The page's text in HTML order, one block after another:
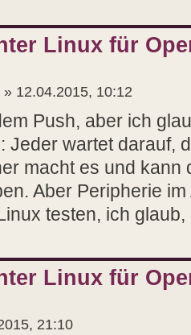
Linux für
» 12.04.2015, 10:12
Push, aber ich
Jeder wartet darauf,
macht es und kann
Aber Peripherie
testen, ich
Linux für
21:10